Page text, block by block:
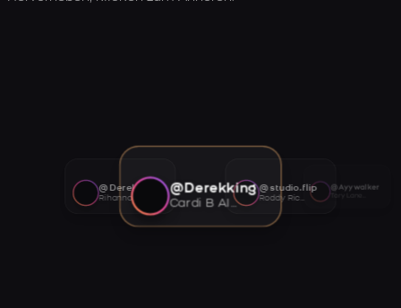
@Derekking
Cardi B AI voice
@studio.flip
Roddy Ricch AI voice
@Ayywalker
@Derekking
Rihanna AI voice